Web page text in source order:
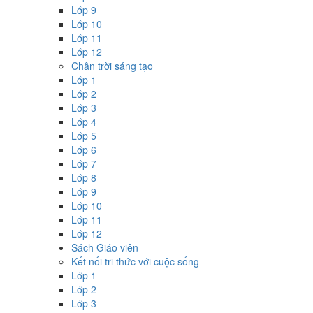
Lớp 9
Lớp 10
Lớp 11
Lớp 12
Chân trời sáng tạo
Lớp 1
Lớp 2
Lớp 3
Lớp 4
Lớp 5
Lớp 6
Lớp 7
Lớp 8
Lớp 9
Lớp 10
Lớp 11
Lớp 12
Sách Giáo viên
Kết nối tri thức với cuộc sống
Lớp 1
Lớp 2
Lớp 3